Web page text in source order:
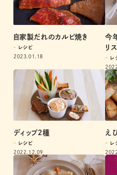
自家製だれのカルビ焼き
レシピ
2023.01.18
今
リ
レ
ディップ2種
レシピ
2022.12.09
え
レ